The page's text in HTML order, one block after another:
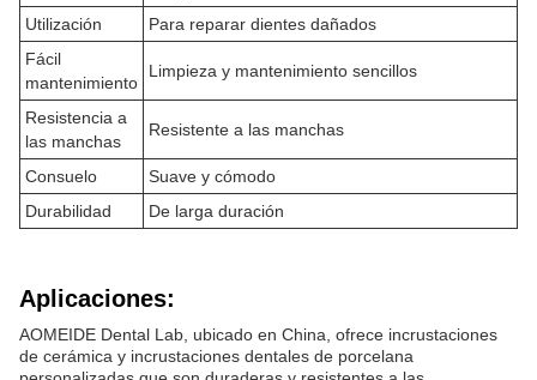
Utilización
Para reparar dientes dañados
Fácil
mantenimiento
Limpieza y mantenimiento sencillos
Resistencia a
las manchas
Resistente a las manchas
Consuelo
Suave y cómodo
Durabilidad
De larga duración
Aplicaciones:
AOMEIDE Dental Lab, ubicado en China, ofrece incrustaciones
de cerámica y incrustaciones dentales de porcelana